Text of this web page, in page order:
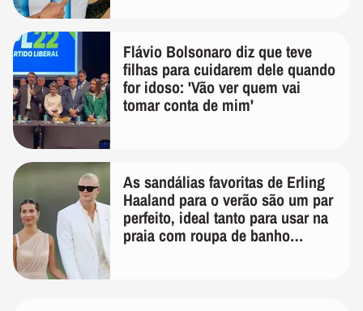
Flávio Bolsonaro diz que teve
filhas para cuidarem dele quando
for idoso: 'Vão ver quem vai
tomar conta de mim'
As sandálias favoritas de Erling
Haaland para o verão são um par
perfeito, ideal tanto para usar na
praia com roupa de banho